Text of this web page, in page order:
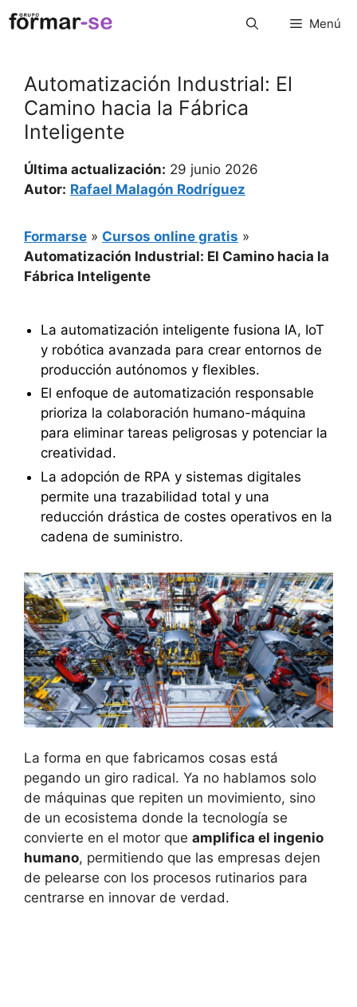
Saltar
al
Menú
Automatización Industrial: El
Camino hacia la Fábrica
Inteligente
Última actualización: 29 junio 2026
Autor: Rafael Malagón Rodríguez
Formarse » Cursos online gratis »
Automatización Industrial: El Camino hacia la
Fábrica Inteligente
La automatización inteligente fusiona IA, IoT
y robótica avanzada para crear entornos de
producción autónomos y flexibles.
El enfoque de automatización responsable
prioriza la colaboración humano-máquina
para eliminar tareas peligrosas y potenciar la
creatividad.
La adopción de RPA y sistemas digitales
permite una trazabilidad total y una
reducción drástica de costes operativos en la
cadena de suministro.
La forma en que fabricamos cosas está
pegando un giro radical. Ya no hablamos solo
de máquinas que repiten un movimiento, sino
de un ecosistema donde la tecnología se
convierte en el motor que amplifica el ingenio
humano, permitiendo que las empresas dejen
de pelearse con los procesos rutinarios para
centrarse en innovar de verdad.